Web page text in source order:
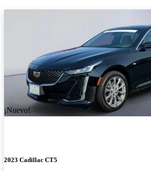
¡Nuevo!
2023 Cadillac CT5